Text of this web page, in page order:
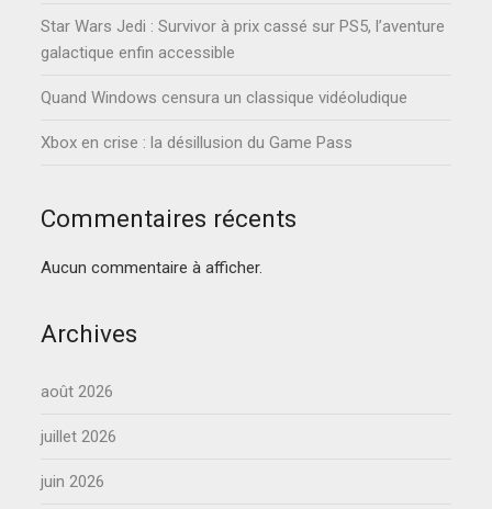
Star Wars Jedi : Survivor à prix cassé sur PS5, l’aventure
galactique enfin accessible
Quand Windows censura un classique vidéoludique
Xbox en crise : la désillusion du Game Pass
Commentaires récents
Aucun commentaire à afficher.
Archives
août 2026
juillet 2026
juin 2026